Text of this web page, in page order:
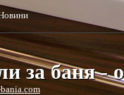
за баня -